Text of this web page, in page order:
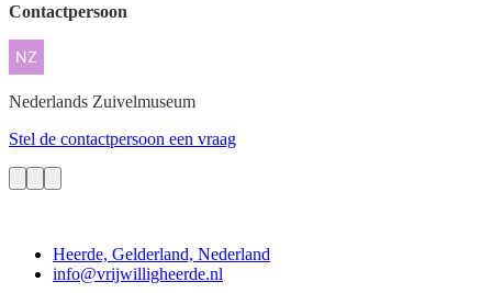
Contactpersoon
Nederlands Zuivelmuseum
Stel de contactpersoon een vraag
Heerde, Gelderland, Nederland
info@vrijwilligheerde.nl